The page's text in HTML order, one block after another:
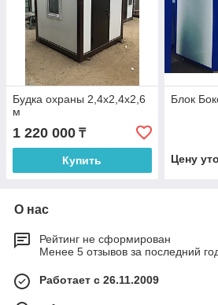
Будка охраны 2,4х2,4х2,6
м
1 220 000 ₸
Купить
Блок
Цену
О нас
Рейтинг не сформирован
Менее 5 отзывов за последний
Работает с 26.11.2009